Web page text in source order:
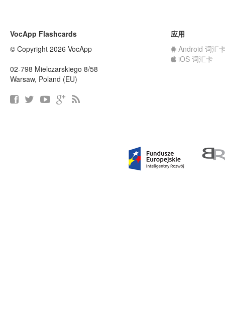
VocApp Flashcards
© Copyright 2026 VocApp
02-798 Mielczarskiego 8/58
Warsaw, Poland (EU)
应用
Android 词汇
iOS 词汇卡